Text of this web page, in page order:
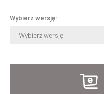
Wybierz wersję:
Wybierz wersję